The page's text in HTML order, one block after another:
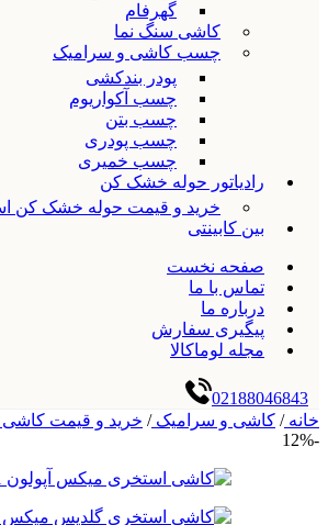
گهرفام
کاشی سنگ نما
چسب کاشی و سرامیک
پودر بندکشی
چسب آکواریوم
چسب بتن
چسب پودری
چسب خمیری
رادیاتور حوله خشک کن
خرید و قیمت حوله خشک کن
بین کابینتی
صفحه نخست
تماس با ما
درباره ما
پیگیری سفارش
مجله لوماکالا
02188046843
خانه/ کاشی و سرامیک/ خرید و قیمت
-12%